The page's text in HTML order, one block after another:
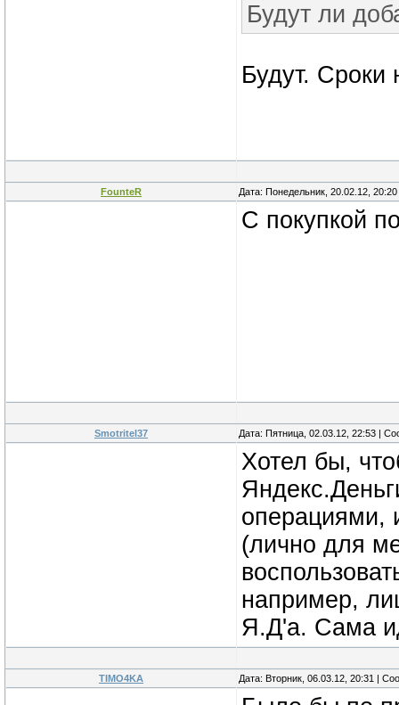
Будут ли
Будут. Сроки
FounteR Дата: Понедельник, 20.02.12,
С покупкой
Smotritel37 Дата: Пятница, 02.03.12, 22:53 |
Хотел бы,
операциями,
(лично для
например,
Я.Д'а. Сама
TIMO4KA Дата: Вторник, 06.03.12, 20:31 |